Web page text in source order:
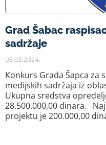
Grad Šabac
sadržaje
05.03.2024.
Konkurs Grada Šapca
medijskih sadržaja iz
Ukupna sredstva
28.500.000,00 dinara.
projektu je 200.000,00